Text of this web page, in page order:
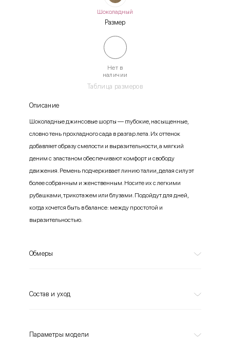
Шоколадный
Размер
Таблица размеров
Нет в
наличии
Описание
Шоколадные джинсовые шорты — глубокие, насыщенные,
словно тень прохладного сада в разгар лета. Их оттенок
добавляет образу смелости и выразительности, а мягкий
деним с эластаном обеспечивают комфорт и свободу
движения. Ремень подчеркивает линию талии, делая силуэт
более собранным и женственным. Носите их с легкими
рубашками, трикотажем или блузами. Подойдут для дней,
когда хочется быть в балансе: между простотой и
выразительностью.
Обмеры
Состав и уход
Параметры модели